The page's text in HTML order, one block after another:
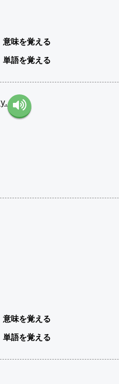
意味を覚える
単語を覚える
意味を覚える
単語を覚える